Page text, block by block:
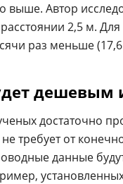
выше. Автор
2,5 м.
раз меньше
дешевым
достаточно
требует от
данные